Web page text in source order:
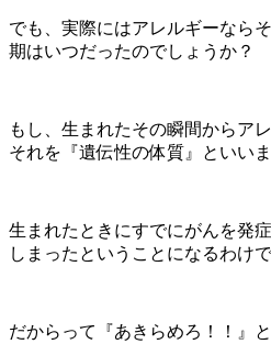
でも、実際にはアレルギーなら
期はいつだったのでしょうか？
もし、生まれたその瞬間からア
それを『遺伝性の体質』といいま
生まれたときにすでにがんを発
しまったということになるわけで
だからって『あきらめろ！！』